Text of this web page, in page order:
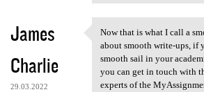
James
Charlie
29.03.2022
Now that is what I
Now that is what I call a
about smooth write-ups, if
smooth sail in your
you can get in touch with
experts of the